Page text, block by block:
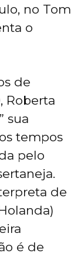
no Tom
o
de
Roberta
sua
tempos
pelo
de
é de